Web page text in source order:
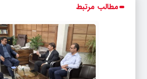
مطالب مرتبط